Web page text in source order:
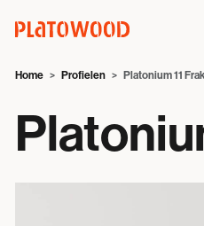
Home Profielen Platonium 11